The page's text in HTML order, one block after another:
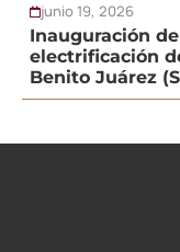
junio 19, 2026
Inauguración
electrificación
Benito Juárez